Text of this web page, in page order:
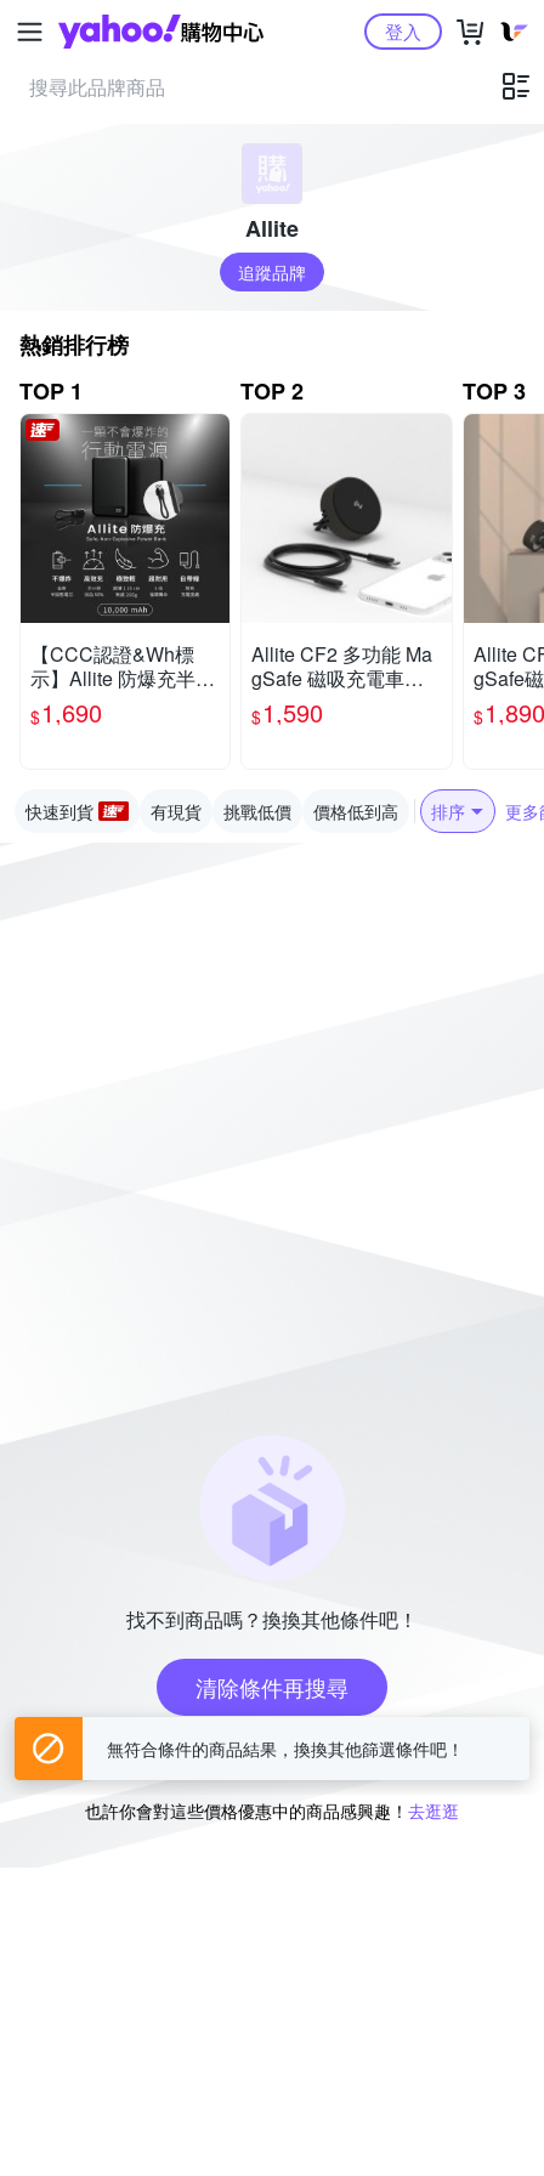
Yahoo購物中心登入
Allite
追蹤品牌
熱銷排行榜
TOP 1
【CCC認證&Wh標
示】Allite 防爆充半固
態行動電源 10000mA
h
$1,690
TOP 2
Allite CF2 多功能 Ma
gSafe 磁吸充電車用
手機架
$1,590
TOP 3
Allite
gSafe
$1,890
快速到貨 有現貨 挑戰低價 價格低到高 排序 更多
找不到商品嗎？換換其他條件吧！
清除條件再搜尋
或
也許你會對這些價格優惠中的商品感興趣！ 去逛逛
無符合條件的商品結果，換換其他篩選條件吧！